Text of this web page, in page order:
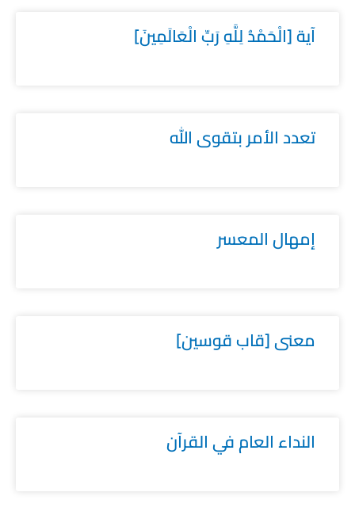
آية [الْحَمْدُ لِلَّهِ رَبِّ الْعَالَمِينَ]
تعدد الأمر بتقوى الله
إمهال المعسر
معنى [قاب قوسين]
النداء العام في القرآن